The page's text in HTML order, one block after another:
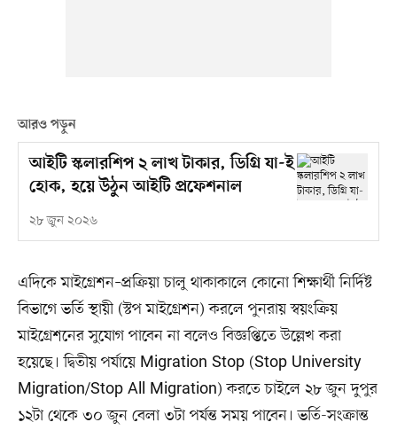
আরও পড়ুন
আইটি স্কলারশিপ ২ লাখ টাকার, ডিগ্রি যা-ই
হোক, হয়ে উঠুন আইটি প্রফেশনাল
২৮ জুন ২০২৬
এদিকে মাইগ্রেশন–প্রক্রিয়া চালু থাকাকালে কোনো শিক্ষার্থী নির্দিষ্ট
বিভাগে ভর্তি স্থায়ী (স্টপ মাইগ্রেশন) করলে পুনরায় স্বয়ংক্রিয়
মাইগ্রেশনের সুযোগ পাবেন না বলেও বিজ্ঞপ্তিতে উল্লেখ করা
হয়েছে। দ্বিতীয় পর্যায়ে Migration Stop (Stop University
Migration/Stop All Migration) করতে চাইলে ২৮ জুন দুপুর
১২টা থেকে ৩০ জুন বেলা ৩টা পর্যন্ত সময় পাবেন। ভর্তি-সংক্রান্ত